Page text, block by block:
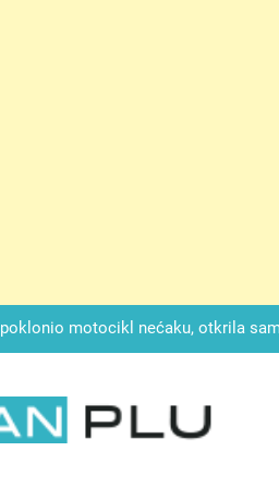
motocikl nećaku, otkrila
BIO JE SIN ŽENE ZA KOJU SU
i šaptala da umrem kako bi se
ostao gumb koji je snimao svaku